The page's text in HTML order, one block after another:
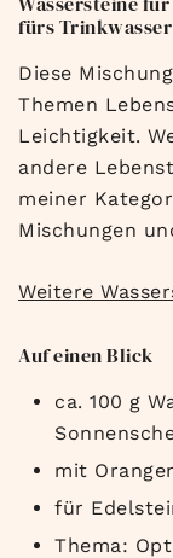
fürs Trinkwasser
Diese
Themen
Leichtigkeit.
andere
meiner
Mischungen
Weitere
Auf einen Blick
ca. 100 g
mit
für
Thema: